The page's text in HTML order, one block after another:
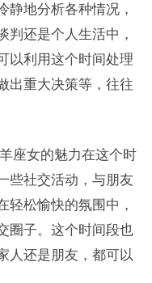
静地分析各种情况，
判还是个人生活中，
以利用这个时间处理
出重大决策等，往往
座女的魅力在这个时
些社交活动，与朋友
轻松愉快的氛围中，
圈子。这个时间段也
人还是朋友，都可以